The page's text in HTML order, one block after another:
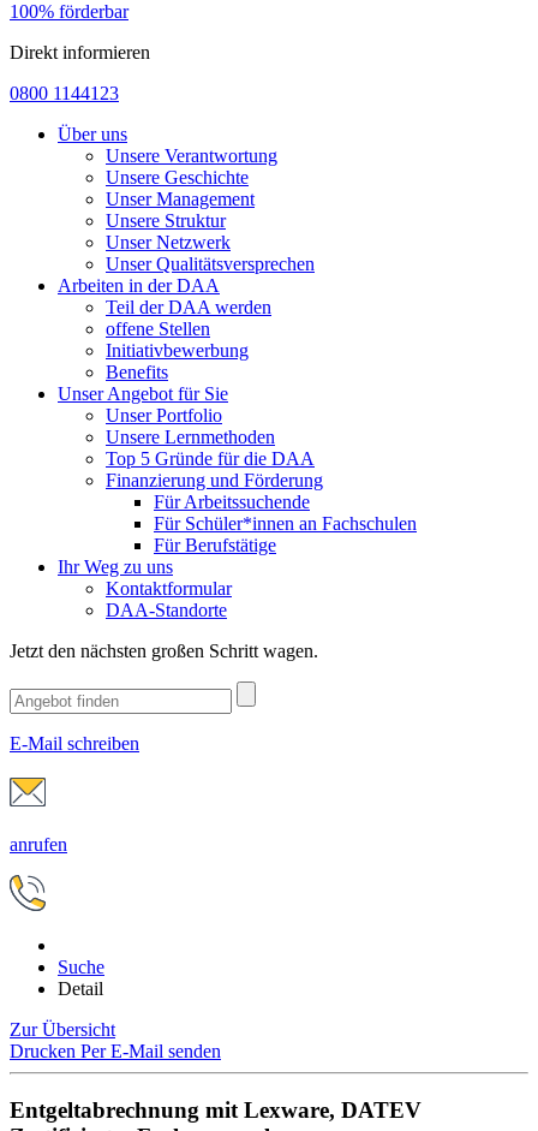
100% förderbar
Direkt informieren
0800 1144123
Über uns
Unsere Verantwortung
Unsere Geschichte
Unser Management
Unsere Struktur
Unser Netzwerk
Unser Qualitätsversprechen
Arbeiten in der DAA
Teil der DAA werden
offene Stellen
Initiativbewerbung
Benefits
Unser Angebot für Sie
Unser Portfolio
Unsere Lernmethoden
Top 5 Gründe für die DAA
Finanzierung und Förderung
Für Arbeitssuchende
Für Schüler*innen an Fachschulen
Für Berufstätige
Ihr Weg zu uns
Kontaktformular
DAA-Standorte
Jetzt den nächsten großen Schritt wagen.
E-Mail schreiben
anrufen
Suche
Detail
Zur Übersicht
Drucken Per E-Mail senden
Entgeltabrechnung mit Lexware, DATEV